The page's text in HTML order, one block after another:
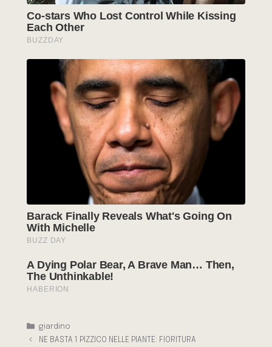
Categorie
giardino
NE BASTA 1 PIZZICO NELLE PIANTE: FIORITURA